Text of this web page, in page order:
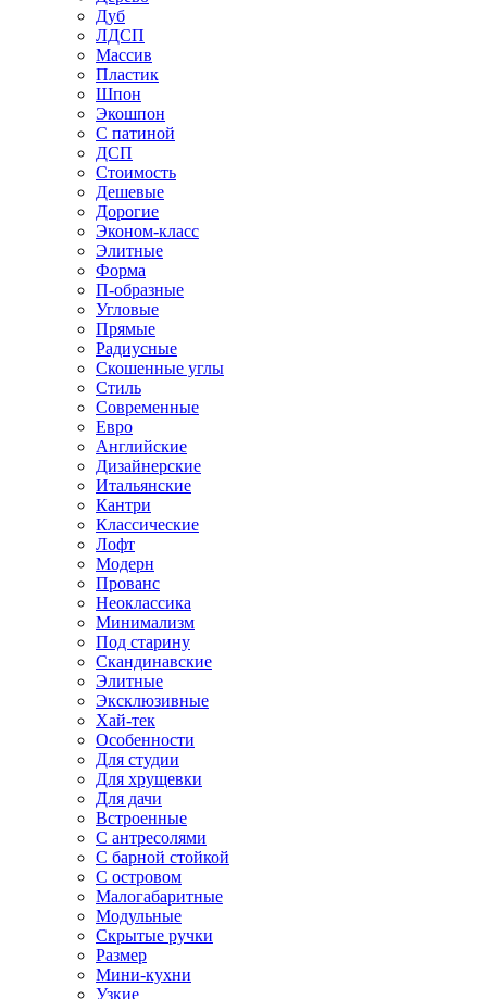
Дуб
ЛДСП
Массив
Пластик
Шпон
Экошпон
С патиной
ДСП
Стоимость
Дешевые
Дорогие
Эконом-класс
Элитные
Форма
П-образные
Угловые
Прямые
Радиусные
Скошенные углы
Стиль
Современные
Евро
Английские
Дизайнерские
Итальянские
Кантри
Классические
Лофт
Модерн
Прованс
Неоклассика
Минимализм
Под старину
Скандинавские
Элитные
Эксклюзивные
Хай-тек
Особенности
Для студии
Для хрущевки
Для дачи
Встроенные
С антресолями
С барной стойкой
С островом
Малогабаритные
Модульные
Скрытые ручки
Размер
Мини-кухни
Узкие